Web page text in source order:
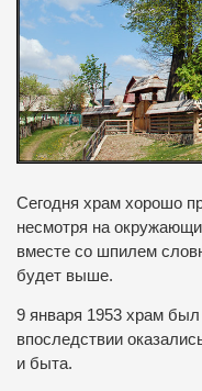
Сегодня храм хорошо
несмотря на
вместе со шпилем
будет выше.
9 января 1953 храм
впоследствии
и быта.